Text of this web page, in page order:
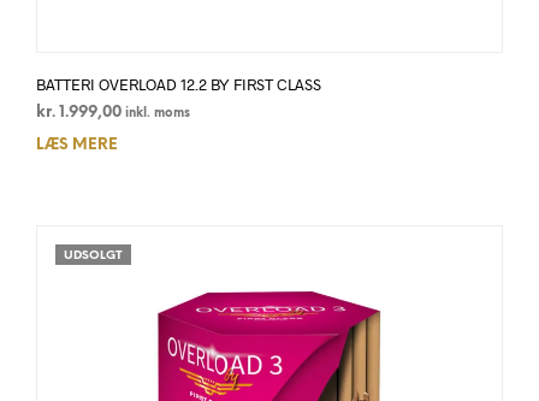
BATTERI OVERLOAD 12.2 BY FIRST CLASS
kr. 1.999,00 inkl. moms
LÆS MERE
UDSOLGT